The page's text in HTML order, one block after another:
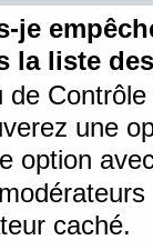
je
la liste
une
option
caché.